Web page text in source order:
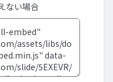
ない場合